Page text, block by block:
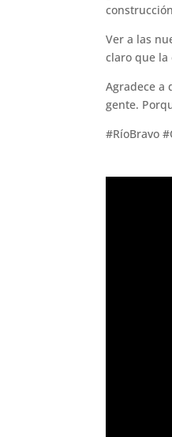
Ver a las
claro que la
Agradece a
gente.
#RíoBravo